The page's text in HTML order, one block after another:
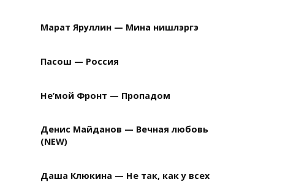
Марат Яруллин — Мина нишлэргэ
Пасош — Россия
Не’мой Фронт — Пропадом
Денис Майданов — Вечная любовь
(NEW)
Даша Клюкина — Не так, как у всех